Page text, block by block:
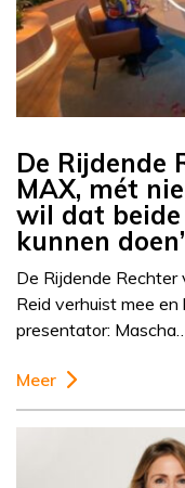
De Rijdende
MAX, mét
wil dat
kunnen
De Rijdende Rechter
Reid verhuist mee
presentator:
Meer